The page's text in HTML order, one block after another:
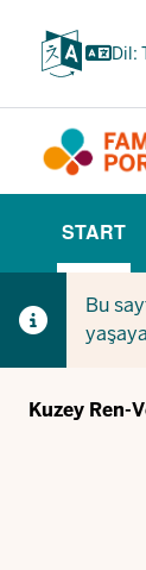
içeriğe
Dil:
START
Bu
Kuzey Ren-